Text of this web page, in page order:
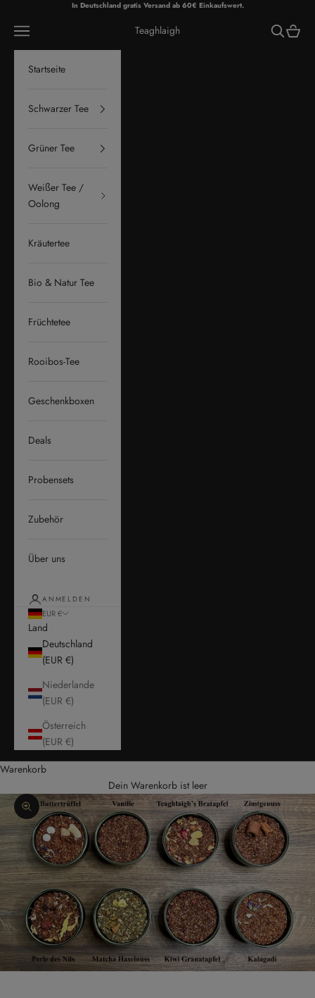
Zum Inhalt springenIn Deutschland gratis Versand ab 60€ Einkaufswert.
Teaghlaigh
Menü Suchen
Startseite
Schwarzer Tee
Grüner Tee
Weißer Tee /
Oolong
Kräutertee
Bio & Natur Tee
Früchtetee
Rooibos-Tee
Geschenkboxen
Deals
Probensets
Zubehör
Über uns
ANMELDEN
EUR €
Land
Deutschland
(EUR €)
Niederlande
(EUR €)
Österreich
(EUR €)
Warenkorb
Dein Warenkorb ist leer
Bild vergrößern